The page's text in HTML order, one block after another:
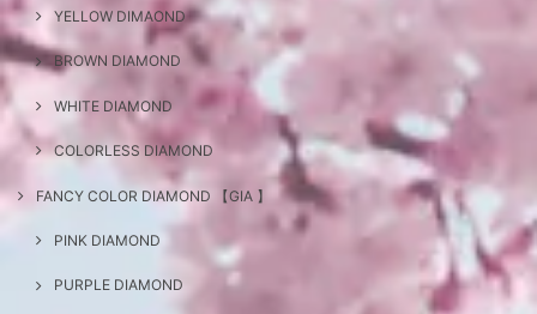
YELLOW DIMAOND
BROWN DIAMOND
WHITE DIAMOND
COLORLESS DIAMOND
FANCY COLOR DIAMOND 【GIA 】
PINK DIAMOND
PURPLE DIAMOND